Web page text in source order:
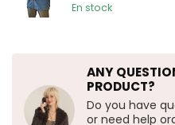
En stock
ANY
PRODUCT?
Do you have
or need help